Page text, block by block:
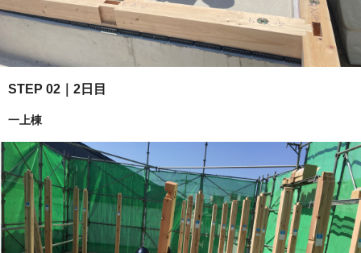
STEP 02｜2日目
一上棟